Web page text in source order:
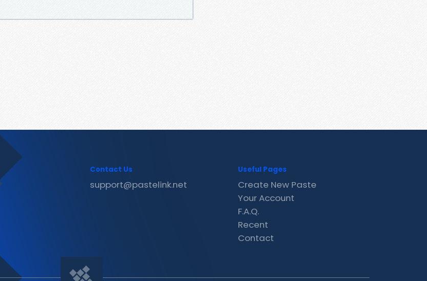
Contact Us
support@pastelink.net
Useful Pages
Create New Paste
Your Account
F.A.Q.
Recent
Contact